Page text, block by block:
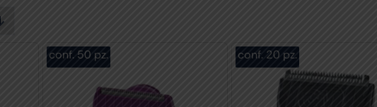
conf. 50 pz. conf. 20 pz.